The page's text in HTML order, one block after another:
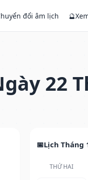
đổi âm lịch 🔮
22
Lịch Tháng
THỨ HAI